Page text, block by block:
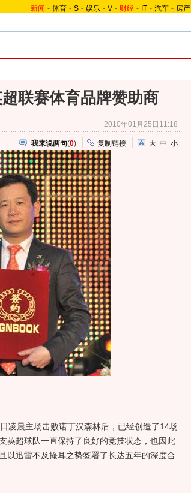
新闻 - 体育 - S - 娱乐 - V - 财经 - IT - 汽车 - 房产
联赛体育品牌赞助商
2010年01月25日11:18
我来说两句(0) 复制链接 大 中 小
晨主场击败诺丁汉森林后，已经创造了14场
英超球队一直保持了良好的竞技状态，也因此
以迅雷不及掩耳之势签署了长达五年的深度合